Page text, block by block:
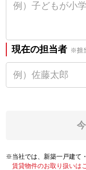
現在の担当者 ※担
※当社では、新築一戸建て
賃貸物件のお取り扱いは